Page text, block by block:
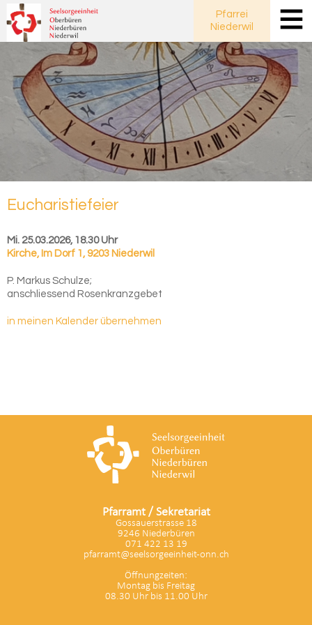
Pfarrei
Niederwil
Eu­cha­ris­tie­fei­er
Mi. 25.03.2026, 18.30 Uhr
Kirche, Im Dorf 1, 9203 Niederwil
P. Markus Schulze;
anschliessend Rosenkranzgebet
in meinen Kalender übernehmen
Pfarramt / Sekretariat
Gossauerstrasse 18
9246 Niederbüren
071 422 13 19
pfarramt@seelsorgeeinheit-onn.ch
Öffnungzeiten:
Montag bis Freitag
08.30 Uhr bis 11.00 Uhr